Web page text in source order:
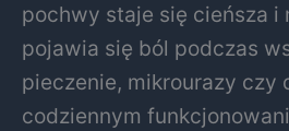
pochwy staje się cieńsza i
pojawia się ból podczas
pieczenie, mikrourazy czy
codziennym